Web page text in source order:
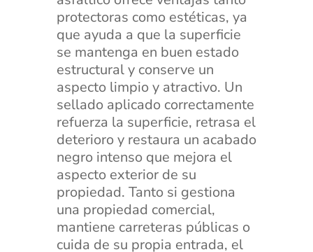
protectoras como estéticas, ya
que ayuda a que la superficie
se mantenga en buen estado
estructural y conserve un
aspecto limpio y atractivo. Un
sellado aplicado correctamente
refuerza la superficie, retrasa el
deterioro y restaura un acabado
negro intenso que mejora el
aspecto exterior de su
propiedad. Tanto si gestiona
una propiedad comercial,
mantiene carreteras públicas o
cuida de su propia entrada, el